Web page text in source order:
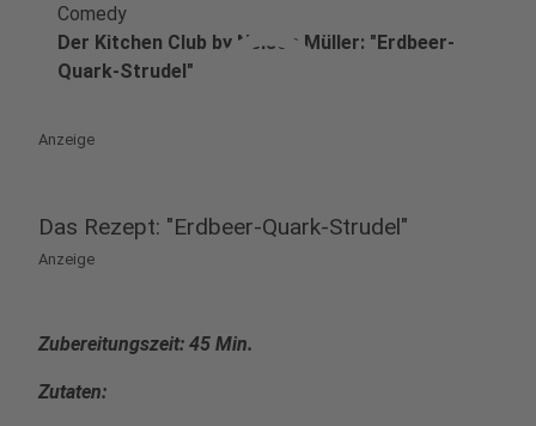
play_circle
Comedy
Der Kitchen Club by Nelson Müller: "Erdbeer-
Quark-Strudel"
Anzeige
Das Rezept: "Erdbeer-Quark-Strudel"
Anzeige
Zubereitungszeit: 45 Min.
Zutaten: